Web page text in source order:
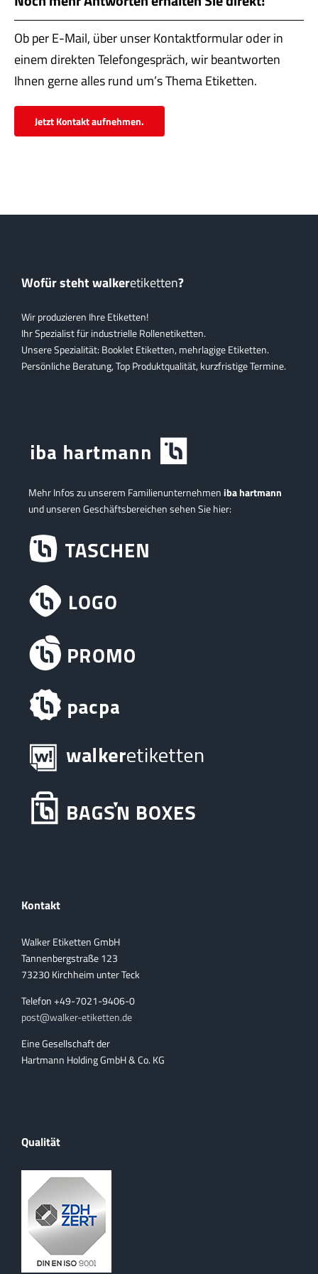
Ob per E-Mail, über unser Kontaktformular oder in
einem direkten Telefongespräch, wir beantworten
Ihnen gerne alles rund um’s Thema Etiketten.
Jetzt Kontakt aufnehmen.
Wofür steht walkeretiketten?
Wir produzieren Ihre Etiketten!
Ihr Spezialist für industrielle Rollenetiketten.
Unsere Spezialität: Booklet Etiketten, mehrlagige Etiketten.
Persönliche Beratung, Top Produktqualität, kurzfristige Termine.
Mehr Infos zu unserem Familienunternehmeniba hartmann
und unseren Geschäftsbereichen sehen Sie hier:
Kontakt
Walker Etiketten GmbH
Tannenbergstraße 123
73230 Kirchheim unter Teck
Telefon +49-7021-9406-0
post@walker-etiketten.de
Eine Gesellschaft der
Hartmann Holding GmbH & Co. KG
Qualität